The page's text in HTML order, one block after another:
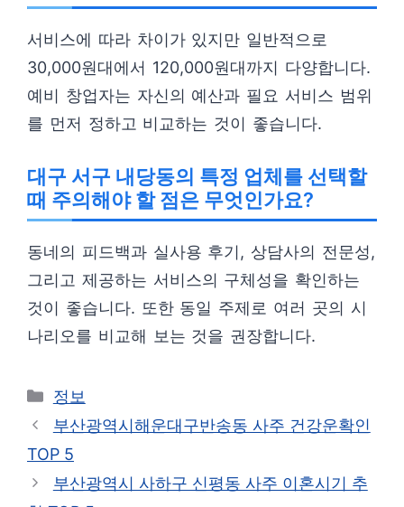
서비스에 따라 차이가 있지만 일반적으로
30,000원대에서 120,000원대까지 다양합니다.
예비 창업자는 자신의 예산과 필요 서비스 범위
를 먼저 정하고 비교하는 것이 좋습니다.
대구 서구 내당동의 특정 업체를 선택할
때 주의해야 할 점은 무엇인가요?
동네의 피드백과 실사용 후기, 상담사의 전문성,
그리고 제공하는 서비스의 구체성을 확인하는
것이 좋습니다. 또한 동일 주제로 여러 곳의 시
나리오를 비교해 보는 것을 권장합니다.
카
테
리
정보
부산광역시해운대구반송동 사주 건강운확인
TOP 5
부산광역시 사하구 신평동 사주 이혼시기 추